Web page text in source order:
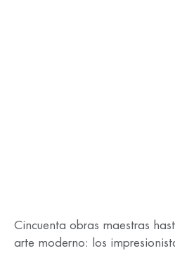
Cincuenta obras maestras
arte moderno: los